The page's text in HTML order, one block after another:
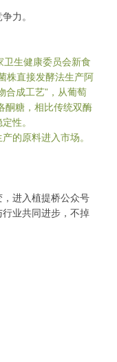
力。
生健康委员会新食
株直接发酵法生产阿
合成工艺”，从葡萄
酮糖，相比传统双酶
性。
的原料进入市场。
进入植提桥公众号
业共同进步，不掉